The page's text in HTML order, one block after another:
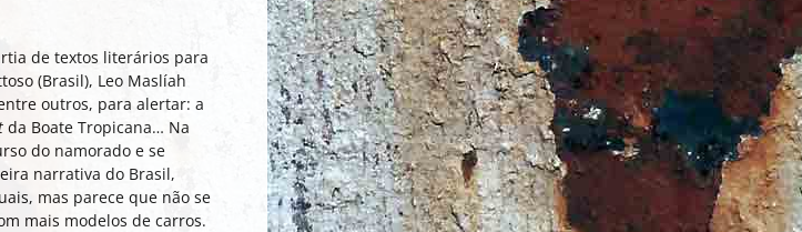
de textos literários para
(Brasil), Leo Maslíah
outros, para alertar: a
da Boate Tropicana… Na
do namorado e se
narrativa do Brasil,
mas parece que não se
mais modelos de carros.